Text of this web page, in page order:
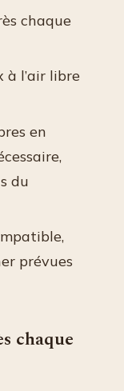
chaque
à l’air libre
en
du
prévues
chaque